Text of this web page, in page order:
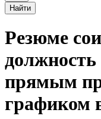
Найти
Резюме
прямым
графиком